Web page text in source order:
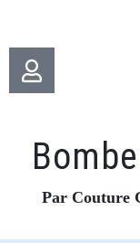
Par Couture